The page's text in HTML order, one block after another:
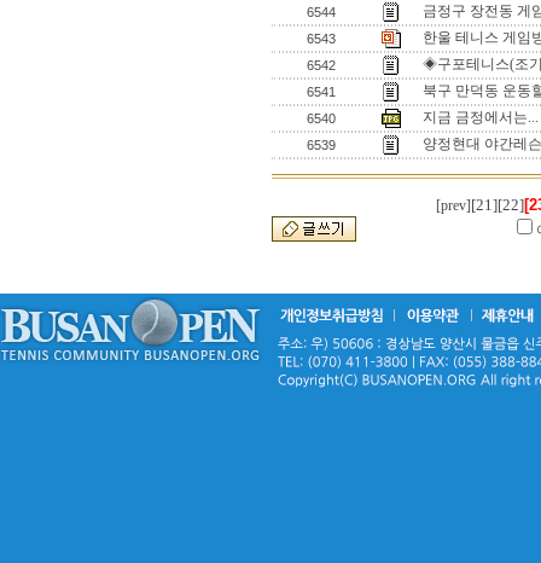
6544 금정구 장전동 게
6543 한울 테니스 게임
6542 ◈구포테니스(조
6541 북구 만덕동 운동
6540 지금 금정에서는...
6539 양정현대 야간레
[prev] [21][22]